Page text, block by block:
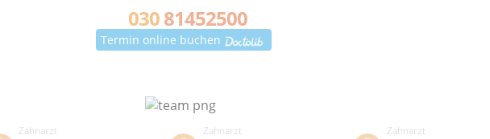
03081452500
Termin online buchen
Zahnarzt Zahnarzt Zahnarzt